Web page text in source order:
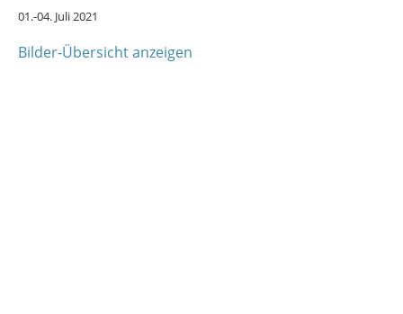
01.-04. Juli 2021
Bilder-Übersicht anzeigen